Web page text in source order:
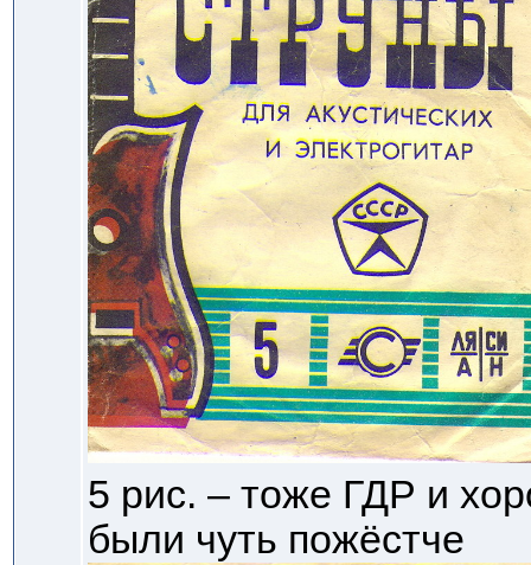
5 рис. – тоже ГДР и
были чуть пожёстче